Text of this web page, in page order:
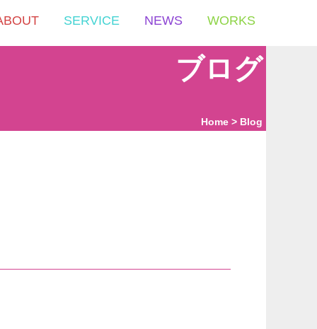
SERVICE NEWS WORKS
ブログ
Home Blog